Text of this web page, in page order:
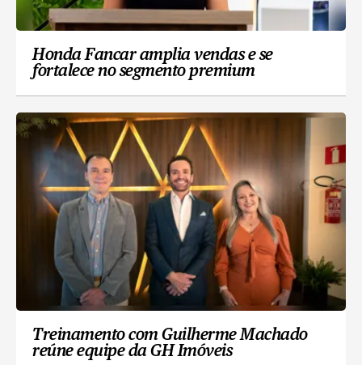
Honda Fancar amplia vendas e se
fortalece no segmento premium
Treinamento com Guilherme Machado
reúne equipe da GH Imóveis